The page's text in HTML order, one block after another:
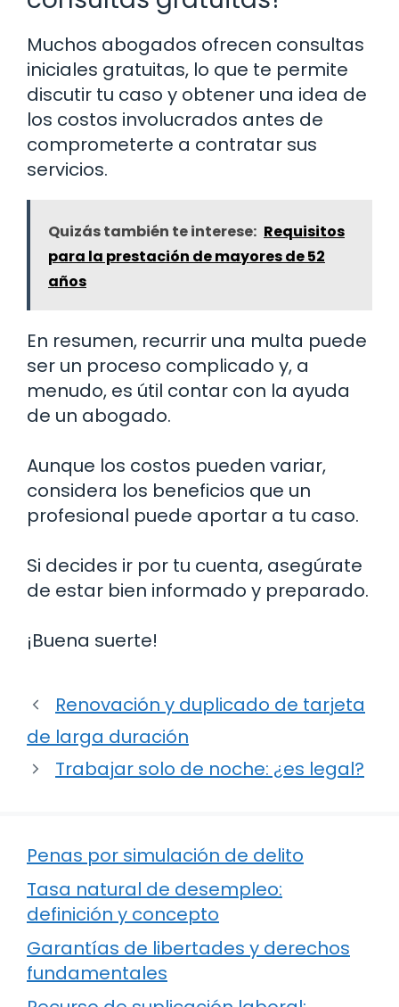
Muchos abogados ofrecen consultas
iniciales gratuitas, lo que te permite
discutir tu caso y obtener una idea de
los costos involucrados antes de
comprometerte a contratar sus
servicios.
Quizás también te interese: Requisitos
para la prestación de mayores de 52
años
En resumen, recurrir una multa puede
ser un proceso complicado y, a
menudo, es útil contar con la ayuda
de un abogado.
Aunque los costos pueden variar,
considera los beneficios que un
profesional puede aportar a tu caso.
Si decides ir por tu cuenta, asegúrate
de estar bien informado y preparado.
¡Buena suerte!
Renovación y duplicado de tarjeta
de larga duración
Trabajar solo de noche: ¿es legal?
Penas por simulación de delito
Tasa natural de desempleo:
definición y concepto
Garantías de libertades y derechos
fundamentales